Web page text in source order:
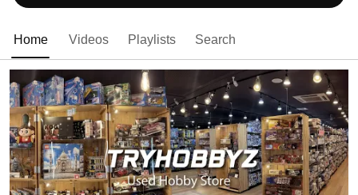
Home Videos Playlists Search